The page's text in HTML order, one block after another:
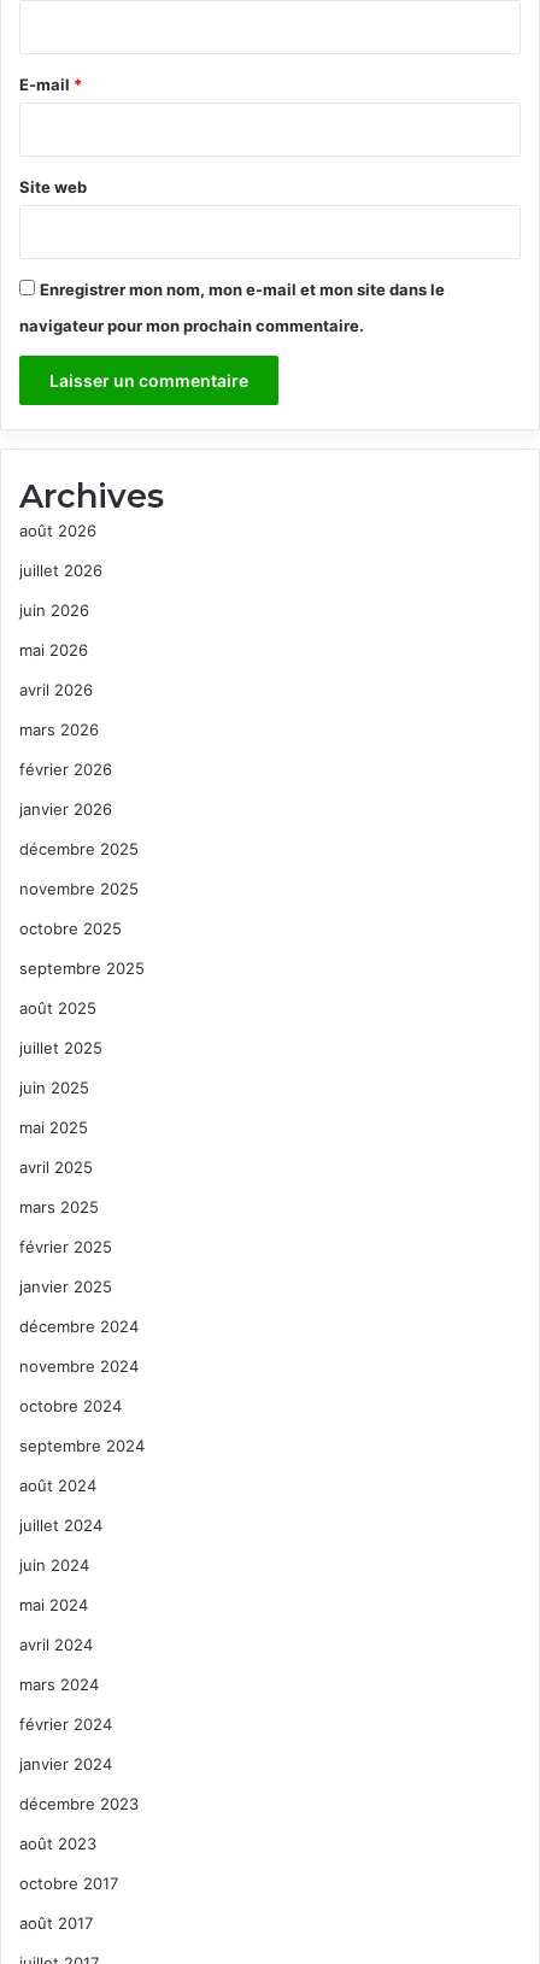
e
E-mail *
Site web
Enregistrer mon nom, mon e-mail et mon site dans le
navigateur pour mon prochain commentaire.
Archives
août 2026
juillet 2026
juin 2026
mai 2026
avril 2026
mars 2026
février 2026
janvier 2026
décembre 2025
novembre 2025
octobre 2025
septembre 2025
août 2025
juillet 2025
juin 2025
mai 2025
avril 2025
mars 2025
février 2025
janvier 2025
décembre 2024
novembre 2024
octobre 2024
septembre 2024
août 2024
juillet 2024
juin 2024
mai 2024
avril 2024
mars 2024
février 2024
janvier 2024
décembre 2023
août 2023
octobre 2017
août 2017